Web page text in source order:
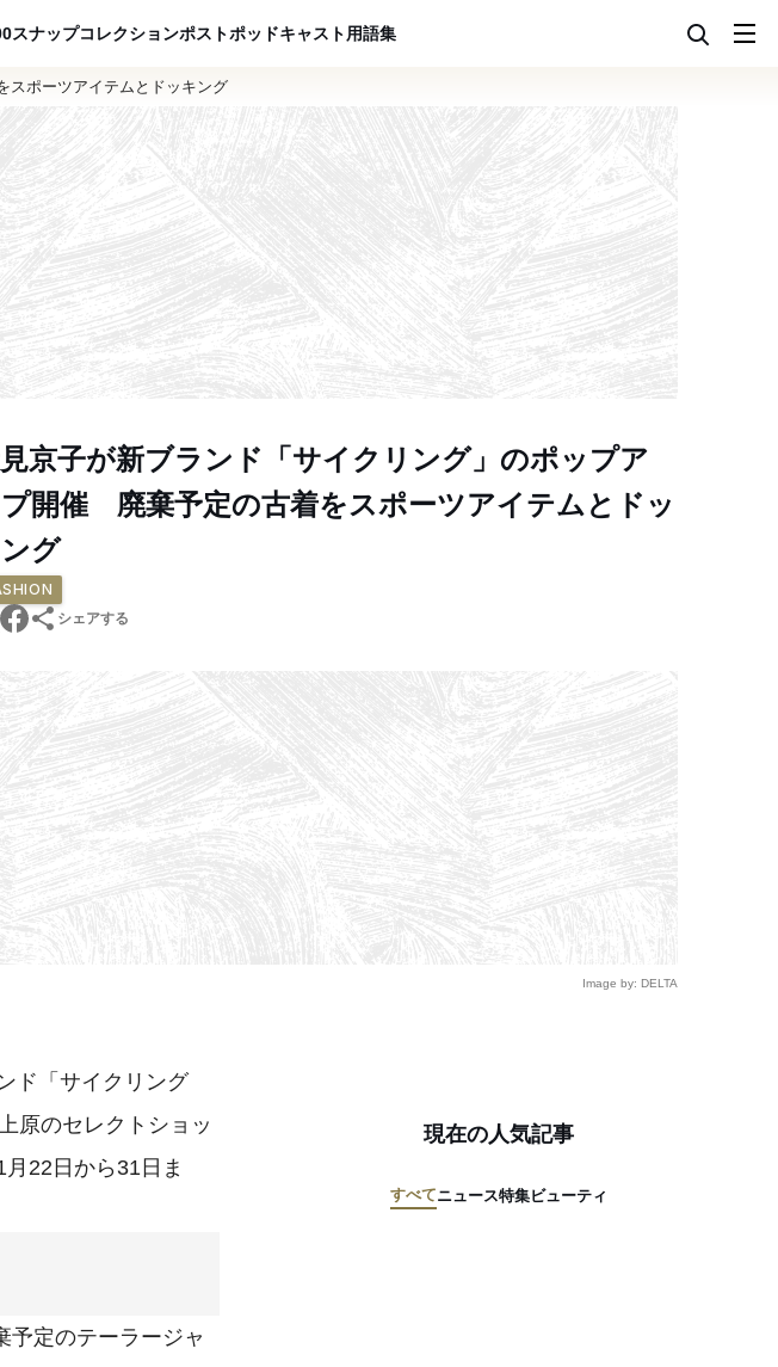
スナップコレクションポストポッドキャスト用語集
ポーツアイテムとドッキング
京子が新ブランド「サイクリング」のポップア
開催 廃棄予定の古着をスポーツアイテムとドッ
グ
シェアする
Image by: DELTA
ド「サイクリング
原のセレクトショッ
22日から31日ま
定のテーラージャ
現在の人気記事
すべてニュース特集ビューティ